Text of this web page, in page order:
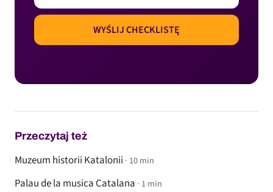
Przeczytaj też
Muzeum historii Katalonii · 10 min
Palau de la musica Catalana · 1 min